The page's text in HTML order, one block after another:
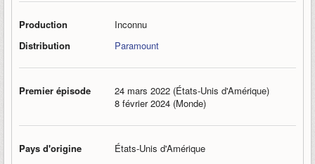
Production
Inconnu
Distribution
Paramount
Premier épisode
24 mars 2022 (États-Unis d'Amérique)
8 février 2024 (Monde)
Pays d'origine États-Unis d'Amérique